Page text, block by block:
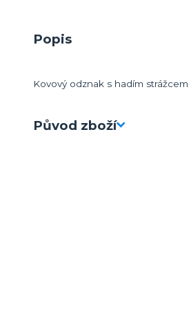
Popis
Kovový odznak s hadím
Původ zboží